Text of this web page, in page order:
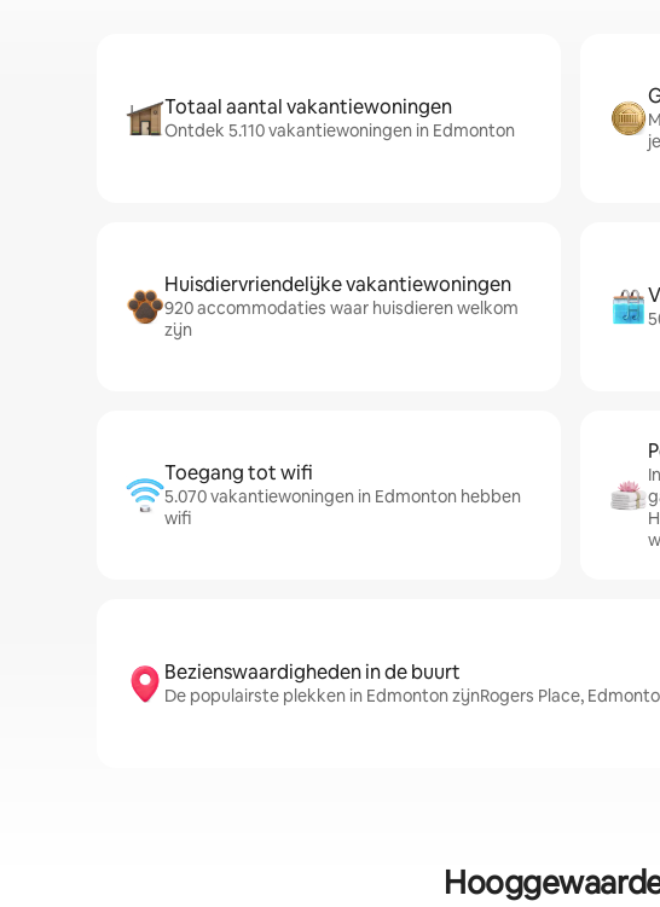
Totaal aantal vakantiewoningen
Ontdek 5.110 vakantiewoningen in Edmonton
Huisdiervriendelijke vakantiewoningen
920 accommodaties waar huisdieren welkom
zijn
Toegang tot wifi
5.070 vakantiewoningen in Edmonton hebben
wifi
Bezienswaardigheden in de buurt
De populairste plekken in Edmonton zijnRogers Place,